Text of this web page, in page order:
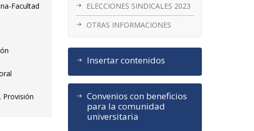
ELECCIONES SINDICALES 2023
OTRAS INFORMACIONES
Insertar contenidos
Convenios con beneficios
para la comunidad
universitaria
Facultad
Provisión